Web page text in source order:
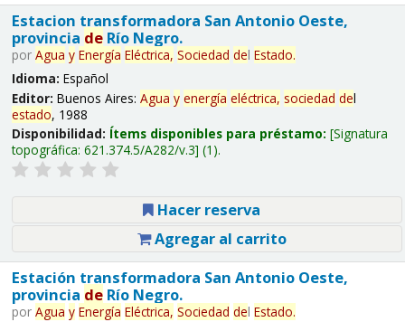
Estacion transformadora San Antonio Oeste,
provincia deRío Negro.
por Agua y Energía Eléctrica, Sociedad del Estado.
Idioma: Español
Editor: Buenos Aires: Agua y energía eléctrica, sociedad del
estado, 1988
Disponibilidad: Ítems disponibles para préstamo: Signatura
topográfica: 621.374.5/A282/v.3 (1).
Hacer reserva
Agregar al carrito
Estación transformadora San Antonio Oeste,
provincia deRío Negro.
por Agua y Energía Eléctrica, Sociedad del Estado.